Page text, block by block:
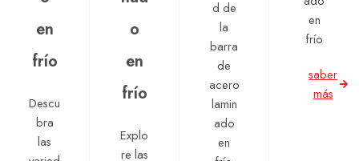
en
frío
Descu
bra
las
o
en
frío
Explo
re las
d de
la
barra
de
acero
lamin
ado
en
en
frío
saber
más